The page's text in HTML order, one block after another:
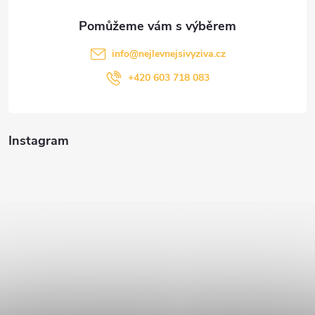
Instagram
info@nejlevnejsivyziva.cz
+420 603 718 083